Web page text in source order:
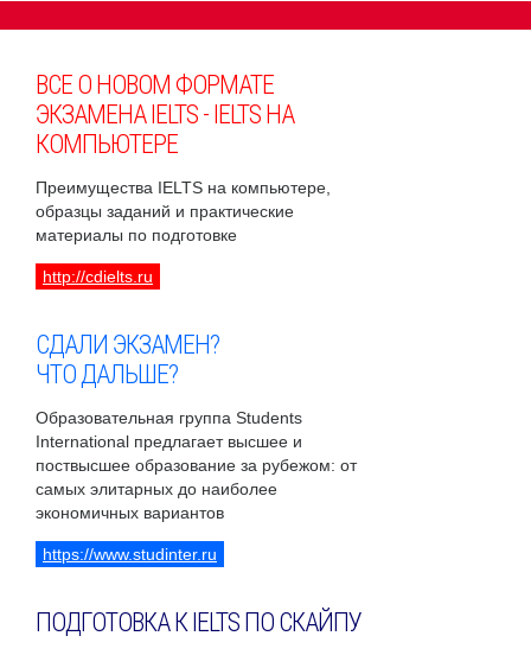
ВСЕ О НОВОМ ФОРМАТЕ
ЭКЗАМЕНА IELTS - IELTS НА
КОМПЬЮТЕРЕ
Преимущества IELTS на компьютере,
образцы заданий и практические
материалы по подготовке
http://cdielts.ru
СДАЛИ ЭКЗАМЕН?
ЧТО ДАЛЬШЕ?
Образовательная группа Students
International предлагает высшее и
поствысшее образование за рубежом: от
самых элитарных до наиболее
экономичных вариантов
https://www.studinter.ru
ПОДГОТОВКА К IELTS ПО СКАЙПУ